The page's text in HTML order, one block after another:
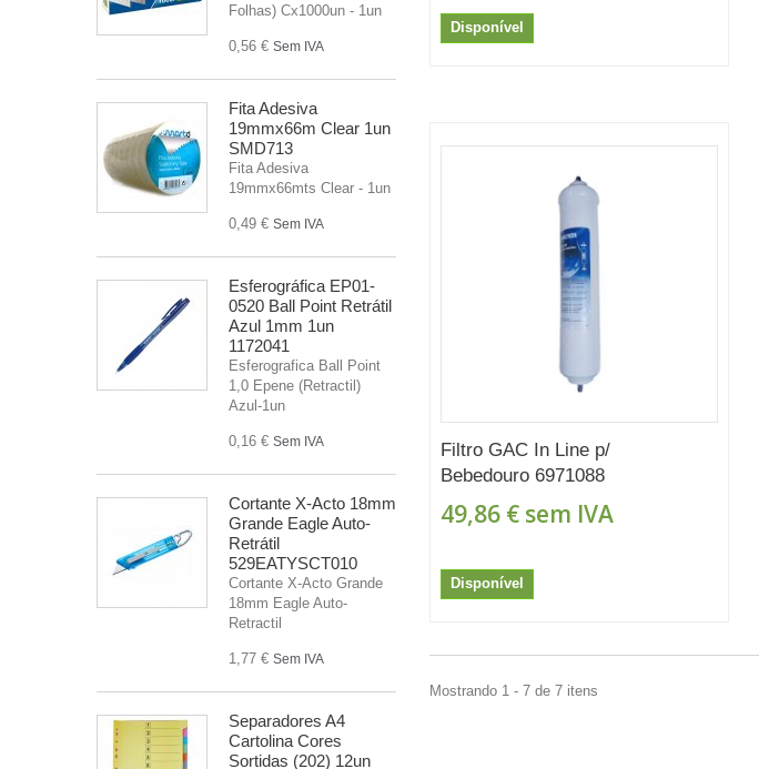
Folhas) Cx1000un - 1un
0,56 € Sem IVA
Fita Adesiva
19mmx66m Clear 1un
SMD713
Fita Adesiva
19mmx66mts Clear - 1un
0,49 € Sem IVA
Esferográfica EP01-
0520 Ball Point Retrátil
Azul 1mm 1un
1172041
Esferografica Ball Point
1,0 Epene (Retractil)
Azul-1un
0,16 € Sem IVA
Cortante X-Acto 18mm
Grande Eagle Auto-
Retrátil
529EATYSCT010
Cortante X-Acto Grande
18mm Eagle Auto-
Retractil
1,77 € Sem IVA
Separadores A4
Cartolina Cores
Sortidas (202) 12un
Disponível
Filtro GAC In Line p/
Bebedouro 6971088
49,86 € sem IVA
Disponível
Mostrando 1 - 7 de 7 itens